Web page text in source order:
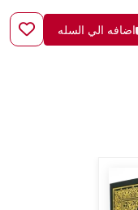
اضافه الي السله